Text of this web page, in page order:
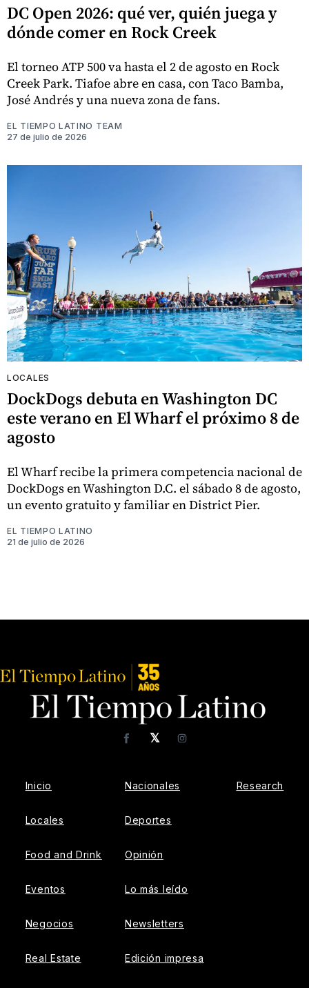
DC Open 2026: qué ver, quién juega y
dónde comer en Rock Creek
El torneo ATP 500 va hasta el 2 de agosto en Rock
Creek Park. Tiafoe abre en casa, con Taco Bamba,
José Andrés y una nueva zona de fans.
EL TIEMPO LATINO TEAM
27 de julio de 2026
LOCALES
DockDogs debuta en Washington DC
este verano en El Wharf el próximo 8 de
agosto
El Wharf recibe la primera competencia nacional de
DockDogs en Washington D.C. el sábado 8 de agosto,
un evento gratuito y familiar en District Pier.
EL TIEMPO LATINO
21 de julio de 2026
𝕏
FacebookInstagram
Inicio
Locales
Food and Drink
Eventos
Negocios
Real Estate
Nacionales
Deportes
Opinión
Lo más leído
Newsletters
Edición impresa
Research